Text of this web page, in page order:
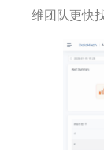
维团队更快